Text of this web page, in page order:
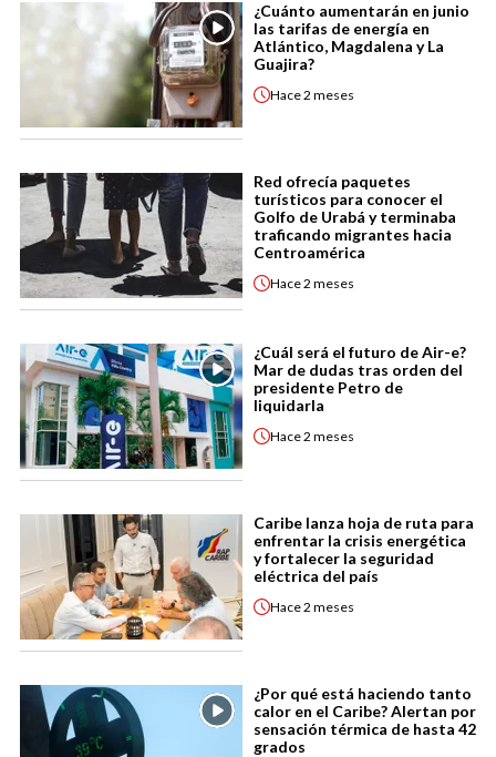
¿Cuánto aumentarán en junio
las tarifas de energía en
Atlántico, Magdalena y La
Guajira?
Hace2 meses
Red ofrecía paquetes
turísticos para conocer el
Golfo de Urabá y terminaba
traficando migrantes hacia
Centroamérica
Hace2 meses
¿Cuál será el futuro de Air-e?
Mar de dudas tras orden del
presidente Petro de
liquidarla
Hace2 meses
Caribe lanza hoja de ruta para
enfrentar la crisis energética
y fortalecer la seguridad
eléctrica del país
Hace2 meses
¿Por qué está haciendo tanto
calor en el Caribe? Alertan por
sensación térmica de hasta 42
grados